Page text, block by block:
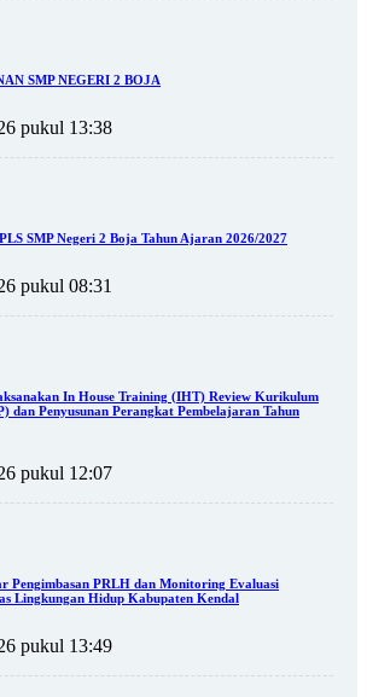
SMP NEGERI 2 BOJA
pukul 13:38
SMP Negeri 2 Boja Tahun Ajaran 2026/2027
pukul 08:31
In House Training (IHT) Review Kurikulum
dan Penyusunan Perangkat Pembelajaran Tahun
pukul 12:07
Pengimbasan PRLH dan Monitoring Evaluasi
Lingkungan Hidup Kabupaten Kendal
pukul 13:49